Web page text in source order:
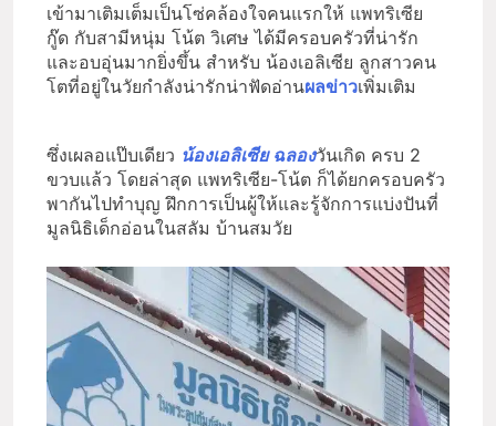
เข้ามาเติมเต็มเป็นโซ่คล้องใจคนแรกให้ แพทริเซีย
กู๊ด กับสามีหนุ่ม โน้ต วิเศษ ได้มีครอบครัวที่น่ารัก
และอบอุ่นมากยิ่งขึ้น สำหรับ น้องเอลิเซีย ลูกสาวคน
โตที่อยู่ในวัยกำลังน่ารักน่าฟัดอ่านผลข่าวเพิ่มเติม
ซึ่งเผลอแป๊บเดียว น้องเอลิเซีย ฉลองวันเกิด ครบ 2
ขวบแล้ว โดยล่าสุด แพทริเซีย-โน้ต ก็ได้ยกครอบครัว
พากันไปทำบุญ ฝึกการเป็นผู้ให้และรู้จักการแบ่งปันที่
มูลนิธิเด็กอ่อนในสลัม บ้านสมวัย